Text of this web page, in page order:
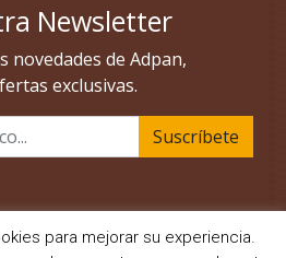
para mejorar su experiencia.